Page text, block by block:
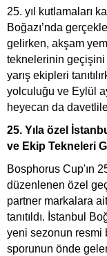
25. yıl kutlamaları
Boğazı’nda
gelirken, akşam
teknelerinin geçişini
yarış ekipleri
yolculuğu ve Eylül
heyecan da
25.⁠ Yıla özel
ve Ekip Tekneleri
Bosphorus Cup'ın
düzenlenen özel
partner markalara
tanıtıldı. İstanbul
yeni sezonun resmi
sporunun önde